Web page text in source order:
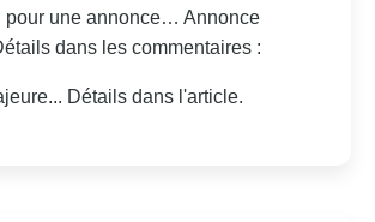
pour une annonce… Annonce
dans les commentaires :
Détails dans l'article.